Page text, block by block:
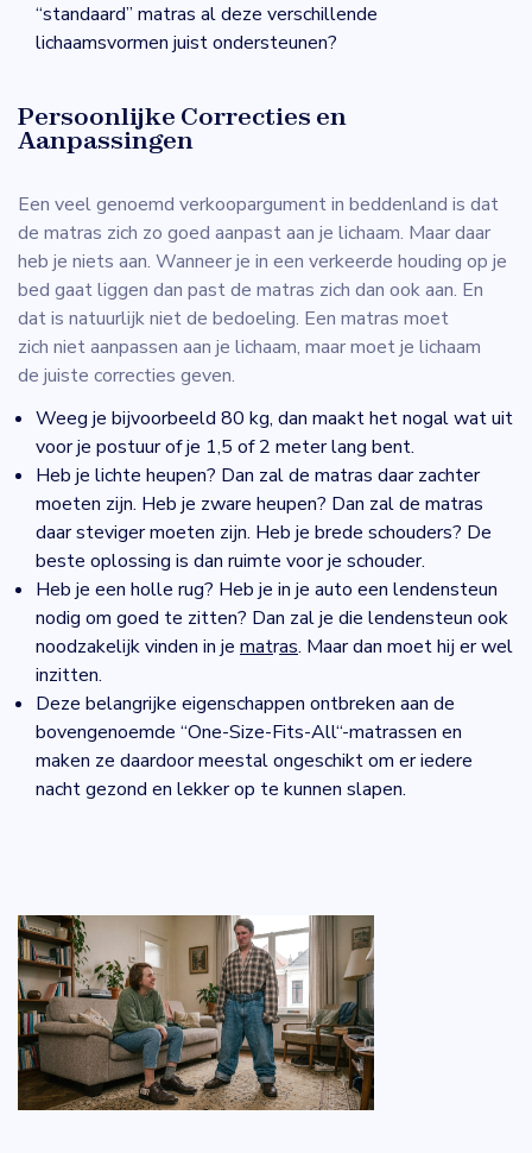
“standaard” matras al deze verschillende
lichaamsvormen juist ondersteunen?
Persoonlijke Correcties en
Aanpassingen
Een veel genoemd verkoopargument in beddenland is dat
de matras zich zo goed aanpast aan je lichaam. Maar daar
heb je niets aan. Wanneer je in een verkeerde houding op je
bed gaat liggen dan past de matras zich dan ook aan. En
dat is natuurlijk niet de bedoeling. Een matras moet
zich niet aanpassen aan je lichaam, maar moet je lichaam
de juiste correcties geven.
Weeg je bijvoorbeeld 80 kg, dan maakt het nogal wat uit
voor je postuur of je 1,5 of 2 meter lang bent.
Heb je lichte heupen? Dan zal de matras daar zachter
moeten zijn. Heb je zware heupen? Dan zal de matras
daar steviger moeten zijn. Heb je brede schouders? De
beste oplossing is dan ruimte voor je schouder.
Heb je een holle rug? Heb je in je auto een lendensteun
nodig om goed te zitten? Dan zal je die lendensteun ook
noodzakelijk vinden in je matras. Maar dan moet hij er wel
inzitten.
Deze belangrijke eigenschappen ontbreken aan de
bovengenoemde “One-Size-Fits-All“-matrassen en
maken ze daardoor meestal ongeschikt om er iedere
nacht gezond en lekker op te kunnen slapen.